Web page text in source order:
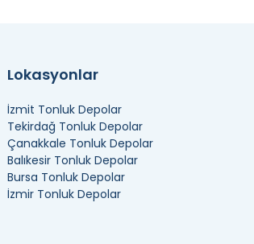
Lokasyonlar
İzmit Tonluk Depolar
Tekirdağ Tonluk Depolar
Çanakkale Tonluk Depolar
Balıkesir Tonluk Depolar
Bursa Tonluk Depolar
İzmir Tonluk Depolar